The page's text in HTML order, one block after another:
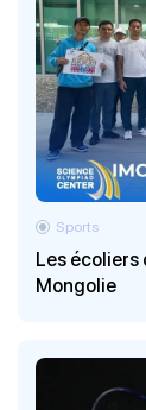
Les
Mongolie
Sports